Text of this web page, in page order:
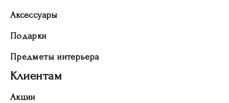
Аксессуары
Подарки
Предметы интерьера
Клиентам
Акции